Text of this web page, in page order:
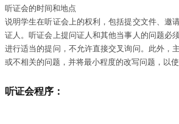
听证会的时间和地点
说明学生在听证会上的权利，包括提交文件、邀
证人。听证会上提问证人和其他当事人的问题必
进行适当的提问，不允许直接交叉询问。此外，
或不相关的问题，并将最小程度的改写问题，以
听证会程序：